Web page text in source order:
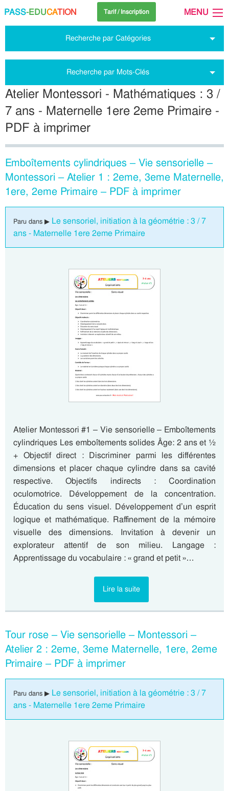
PASS-EDUCATION Tarif / Inscription MENU
Recherche par Catégories
Recherche par Mots-Clés
Atelier Montessori - Mathématiques : 3 /
7 ans - Maternelle 1ere 2eme Primaire -
PDF à imprimer
Emboîtements cylindriques – Vie sensorielle –
Montessori – Atelier 1 : 2eme, 3eme Maternelle,
1ere, 2eme Primaire – PDF à imprimer
Paru dans ▶ Le sensoriel, initiation à la géométrie : 3 / 7
ans - Maternelle 1ere 2eme Primaire
Atelier Montessori #1 – Vie sensorielle – Emboîtements
cylindriques Les emboîtements solides Âge: 2 ans et ½
+ Objectif direct : Discriminer parmi les différentes
dimensions et placer chaque cylindre dans sa cavité
respective. Objectifs indirects : Coordination
oculomotrice. Développement de la concentration.
Éducation du sens visuel. Développement d’un esprit
logique et mathématique. Raffinement de la mémoire
visuelle des dimensions. Invitation à devenir un
explorateur attentif de son milieu. Langage :
Apprentissage du vocabulaire : « grand et petit »…
Lire la suite
Tour rose – Vie sensorielle – Montessori –
Atelier 2 : 2eme, 3eme Maternelle, 1ere, 2eme
Primaire – PDF à imprimer
Paru dans ▶ Le sensoriel, initiation à la géométrie : 3 / 7
ans - Maternelle 1ere 2eme Primaire